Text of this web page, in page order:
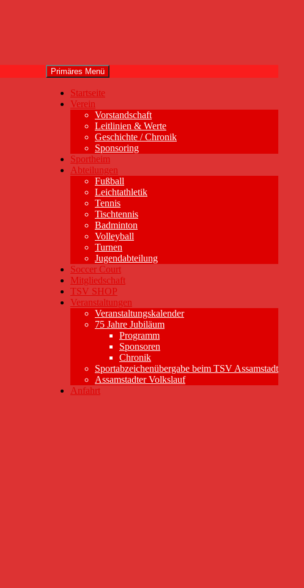
Primäres Menü
Startseite
Verein
Vorstandschaft
Leitlinien & Werte
Geschichte / Chronik
Sponsoring
Sportheim
Abteilungen
Fußball
Leichtathletik
Tennis
Tischtennis
Badminton
Volleyball
Turnen
Jugendabteilung
Soccer Court
Mitgliedschaft
TSV SHOP
Veranstaltungen
Veranstaltungskalender
75 Jahre Jubiläum
Programm
Sponsoren
Chronik
Sportabzeichenübergabe beim TSV Assamstadt
Assamstadter Volkslauf
Anfahrt